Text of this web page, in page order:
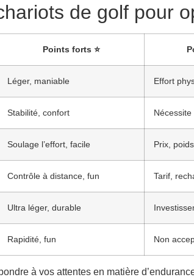
de golf pour
Points forts ⭐
Léger, maniable Effort
Stabilité, confort Nécessite
Soulage l’effort, facile Prix,
Contrôle à distance, fun Tarif,
Ultra léger, durable
Rapidité, fun Non
à vos attentes en matière